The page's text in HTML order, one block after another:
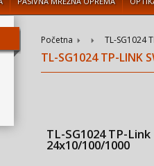
Početna TL-SG1024
TL-SG1024 TP-LINK
TL-SG1024 TP-
24x10/100/1000